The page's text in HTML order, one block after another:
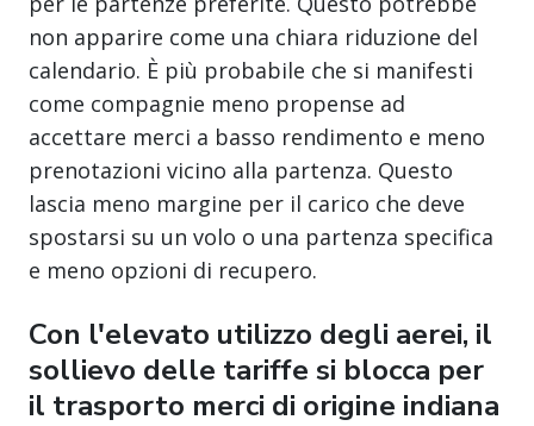
non apparire come una chiara riduzione del
calendario. È più probabile che si manifesti
come compagnie meno propense ad
accettare merci a basso rendimento e meno
prenotazioni vicino alla partenza. Questo
lascia meno margine per il carico che deve
spostarsi su un volo o una partenza specifica
e meno opzioni di recupero.
Con l'elevato utilizzo degli aerei, il
sollievo delle tariffe si blocca per
il trasporto merci di origine indiana